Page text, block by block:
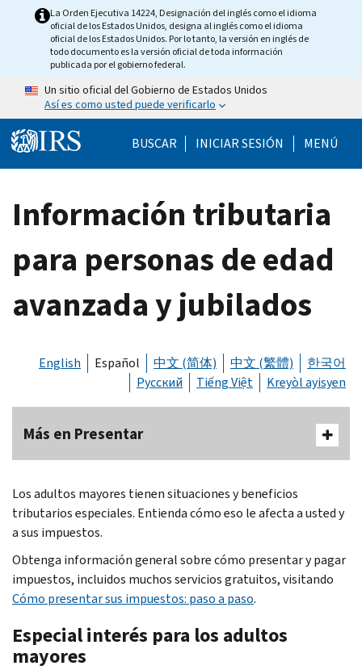
Skip to main content
La Orden Ejecutiva 14224, Designación del inglés como el idioma
oficial de los Estados Unidos, designa al inglés como el idioma
oficial de los Estados Unidos. Por lo tanto, la versión en inglés de
todo documento es la versión oficial de toda información
publicada por el gobierno federal.
Un sitio oficial del Gobierno de Estados Unidos
Así es como usted puede verificarlo
BUSCAR Help Menu Mobile
INICIAR SESIÓN MENÚ
Información tributaria
para personas de edad
avanzada y jubilados
English Español 中文 (简体) 中文 (繁體)
한국어
Русский
Tiếng Việt Kreyòl ayisyen
Más en Presentar
Los adultos mayores tienen situaciones y beneficios
tributarios especiales. Entienda cómo eso le afecta a usted y
a sus impuestos.
Obtenga información general sobre cómo presentar y pagar
impuestos, incluidos muchos servicios gratuitos, visitando
Cómo presentar sus impuestos: paso a paso.
Especial interés para los adultos
mayores